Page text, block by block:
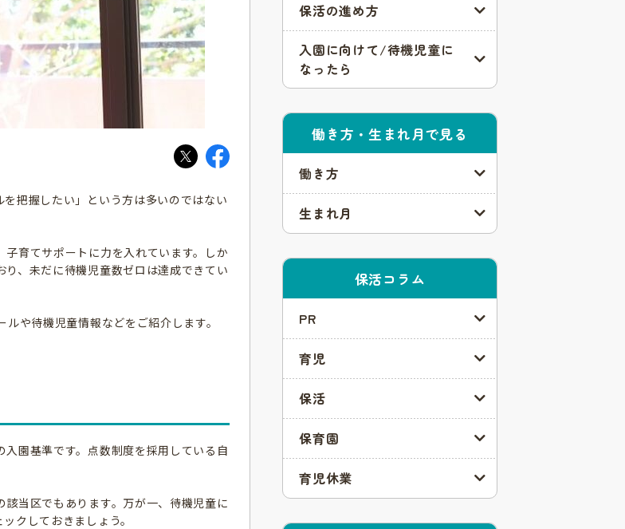
を把握したい」という方は多いのではない
育てサポートに力を入れています。しか
、未だに待機児童数ゼロは達成できてい
や待機児童情報などをご紹介します。
園基準です。点数制度を採用している自
当区でもあります。万が一、待機児童に
クしておきましょう。
保活の進め方
入園に向けて/待機児童に
なったら
働き方・生まれ月で見る
働き方
生まれ月
保活コラム
PR
育児
保活
保育園
育児休業